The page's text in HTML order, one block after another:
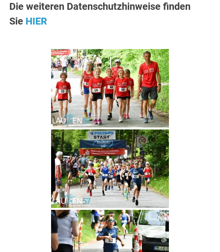
Die weiteren Datenschutzhinweise finden
Sie HIER